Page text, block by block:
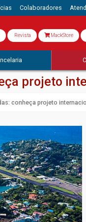
Colaboradores
Revista MackStore
projeto
conheça projeto